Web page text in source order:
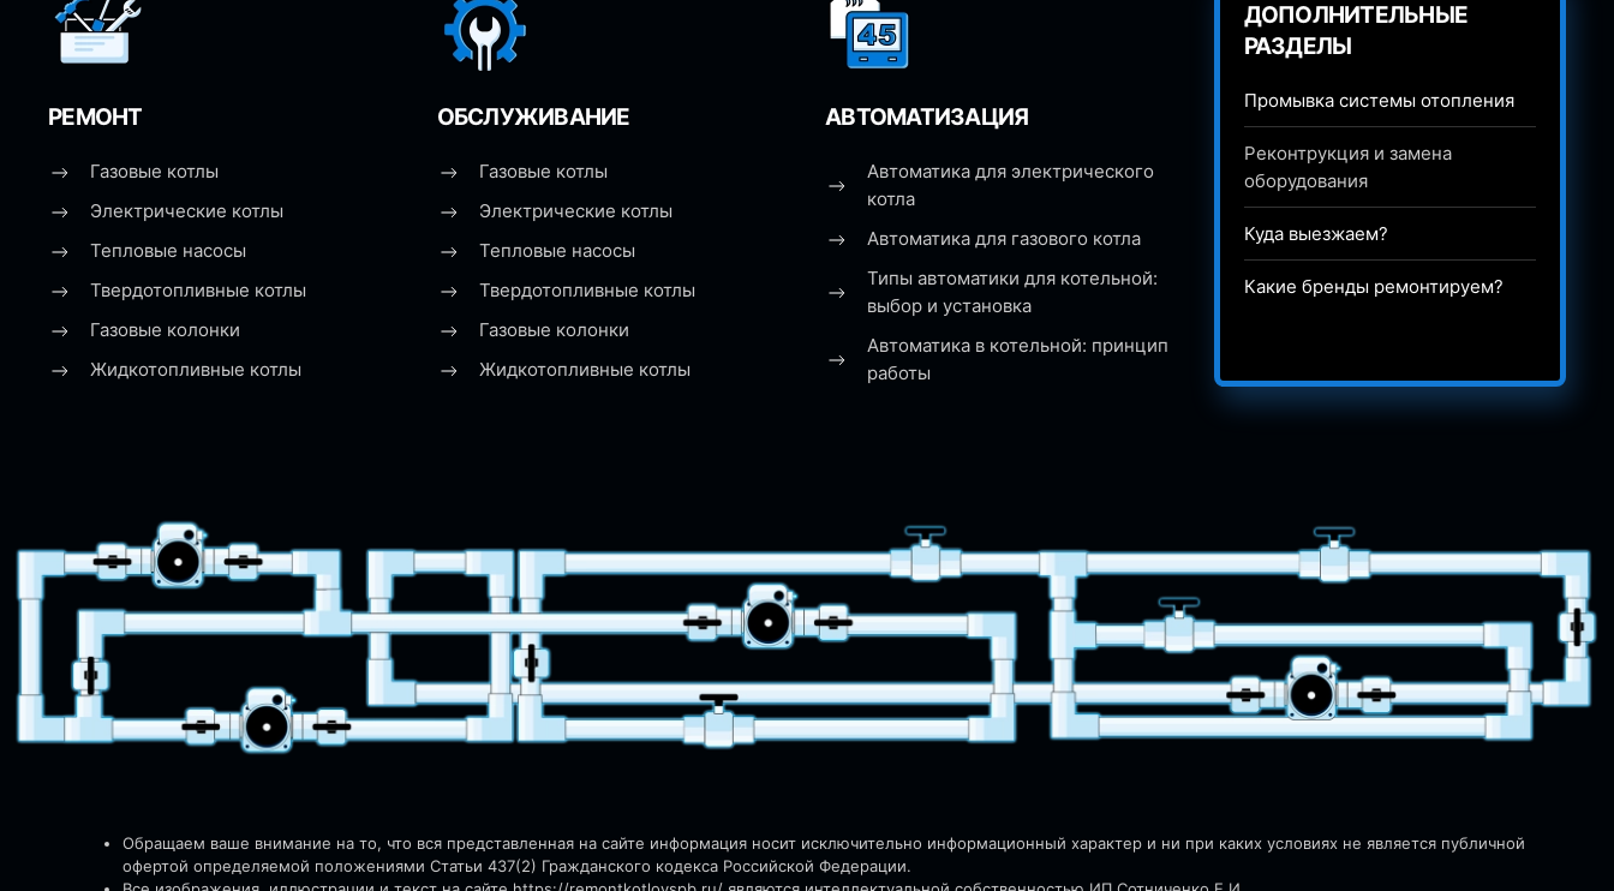
РЕМОНТ
Газовые котлы
Электрические котлы
Тепловые насосы
Твердотопливные котлы
Газовые колонки
Жидкотопливные котлы
ОБСЛУЖИВАНИЕ
Газовые котлы
Электрические котлы
Тепловые насосы
Твердотопливные котлы
Газовые колонки
Жидкотопливные котлы
АВТОМАТИЗАЦИЯ
Автоматика для электрического
котла
Автоматика для газового котла
Типы автоматики для котельной:
выбор и установка
Автоматика в котельной: принцип
работы
ДОПОЛНИТЕЛЬНЫЕ
РАЗДЕЛЫ
Промывка системы отопления
Реконтрукция и замена
оборудования
Куда выезжаем?
Какие бренды ремонтируем?
Обращаем ваше внимание на то, что вся представленная на сайте информация носит исключительно информационный характер и ни при каких условиях не является публичной
офертой определяемой положениями Статьи 437(2) Гражданского кодекса Российской Федерации.